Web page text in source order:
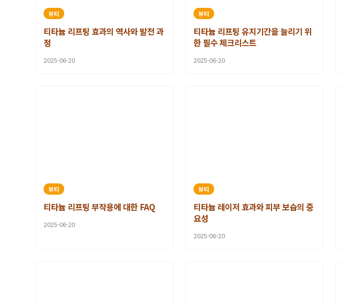
뷰티
티타늄 리프팅 효과의 역사와 발전 과
정
2025-06-20
뷰티
티타늄 리프팅 유지기간을 늘리기 위
한 필수 체크리스트
2025-06-20
뷰티
티타늄 리프팅 부작용에 대한 FAQ
2025-06-20
뷰티
티타늄 레이저 효과와 피부 보습의 중
요성
2025-06-20